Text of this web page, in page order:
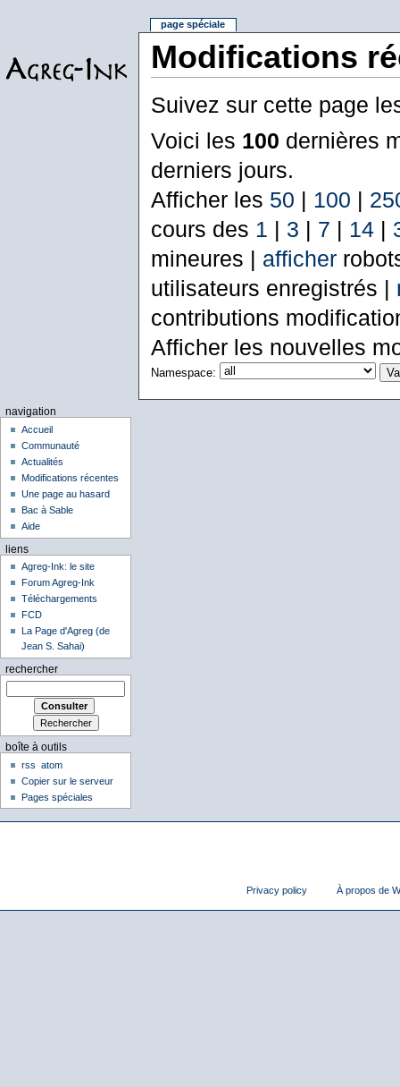
Modifications
Suivez sur cette page
Voici les 100 dernières
derniers jours.
Afficher les 50 | 100 |
cours des 1 | 3 | 7 | 14|
mineures | afficher
utilisateurs enregistrés |
contributions
Afficher les nouvelles
Namespace:
page spéciale
navigation
Accueil
Communauté
Actualités
Modifications récentes
Une page au hasard
Bac à Sable
Aide
liens
Agreg-Ink: le site
Forum Agreg-Ink
Téléchargements
FCD
La Page d'Agreg (de
Jean S. Sahai)
rechercher
boîte à outils
rss
atom
Copier sur le serveur
Pages spéciales
Privacy policy À propos de